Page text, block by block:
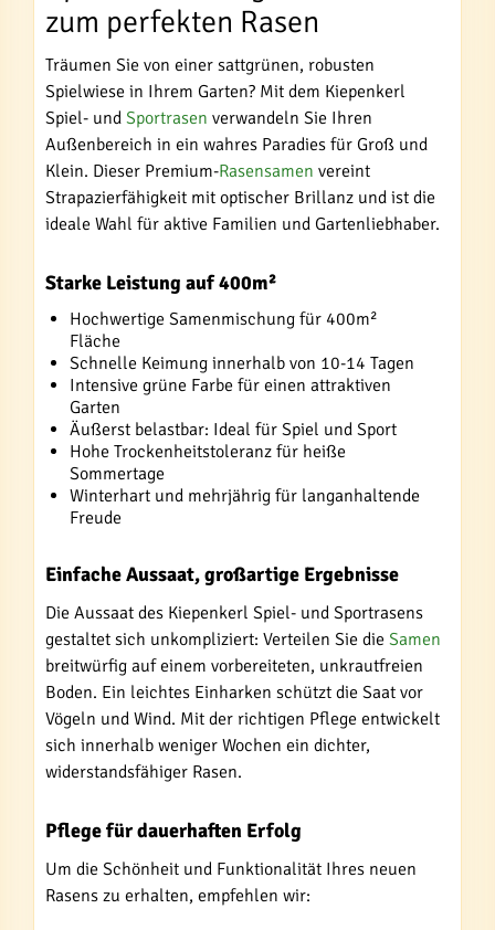
zum perfekten Rasen
Träumen Sie von einer sattgrünen, robusten
Spielwiese in Ihrem Garten? Mit dem Kiepenkerl
Spiel- und Sportrasen verwandeln Sie Ihren
Außenbereich in ein wahres Paradies für Groß und
Klein. Dieser Premium-Rasensamen vereint
Strapazierfähigkeit mit optischer Brillanz und ist die
ideale Wahl für aktive Familien und Gartenliebhaber.
Starke Leistung auf 400m²
Hochwertige Samenmischung für 400m²
Fläche
Schnelle Keimung innerhalb von 10-14 Tagen
Intensive grüne Farbe für einen attraktiven
Garten
Äußerst belastbar: Ideal für Spiel und Sport
Hohe Trockenheitstoleranz für heiße
Sommertage
Winterhart und mehrjährig für langanhaltende
Freude
Einfache Aussaat, großartige Ergebnisse
Die Aussaat des Kiepenkerl Spiel- und Sportrasens
gestaltet sich unkompliziert: Verteilen Sie die Samen
breitwürfig auf einem vorbereiteten, unkrautfreien
Boden. Ein leichtes Einharken schützt die Saat vor
Vögeln und Wind. Mit der richtigen Pflege entwickelt
sich innerhalb weniger Wochen ein dichter,
widerstandsfähiger Rasen.
Pflege für dauerhaften Erfolg
Um die Schönheit und Funktionalität Ihres neuen
Rasens zu erhalten, empfehlen wir: